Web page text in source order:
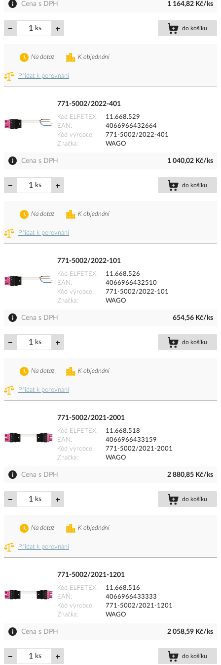
Cena s DPH 1 164,82 Kč/ks
ks do košíku
Přidat k porovnání
K objednání
Na dotaz
771-5002/2022-401
Kód ELFETEX
11.668.529
EAN
4066966432664
Kód výrobce
771-5002/2022-401
Značka
WAGO
Cena s DPH 1 040,02 Kč/ks
ks do košíku
Přidat k porovnání
K objednání
Na dotaz
771-5002/2022-101
Kód ELFETEX
11.668.526
EAN
4066966432510
Kód výrobce
771-5002/2022-101
Značka
WAGO
Cena s DPH 654,56 Kč/ks
ks do košíku
Přidat k porovnání
K objednání
Na dotaz
771-5002/2021-2001
Kód ELFETEX
11.668.518
EAN
4066966433159
Kód výrobce
771-5002/2021-2001
Značka
WAGO
Cena s DPH 2 880,85 Kč/ks
ks do košíku
Přidat k porovnání
K objednání
Na dotaz
771-5002/2021-1201
Kód ELFETEX
11.668.516
EAN
4066966433333
Kód výrobce
771-5002/2021-1201
Značka
WAGO
Cena s DPH 2 058,59 Kč/ks
ks do košíku